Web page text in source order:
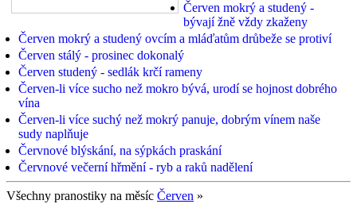
Červen mokrý a studený -
bývají žně vždy zkaženy
Červen mokrý a studený ovcím a mláďatům drůbeže se protiví
Červen stálý - prosinec dokonalý
Červen studený - sedlák krčí rameny
Červen-li více sucho než mokro bývá, urodí se hojnost dobrého
vína
Červen-li více suchý než mokrý panuje, dobrým vínem naše
sudy naplňuje
Červnové blýskání, na sýpkách praskání
Červnové večerní hřmění - ryb a raků nadělení
Všechny pranostiky na měsíc Červen »